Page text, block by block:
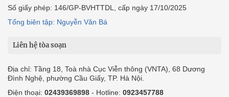
Số giấy phép: 146/GP-BVHTTDL, cấp ngày 17/10/2025
Tổng biên tập: Nguyễn Văn Bá
Liên hệ tòa soạn
Địa chỉ: Tầng 18, Toà nhà Cục Viễn thông (VNTA), 68 Dương
Đình Nghệ, phường Cầu Giấy, TP. Hà Nội.
Điện thoại: 02439369898 - Hotline: 0923457788